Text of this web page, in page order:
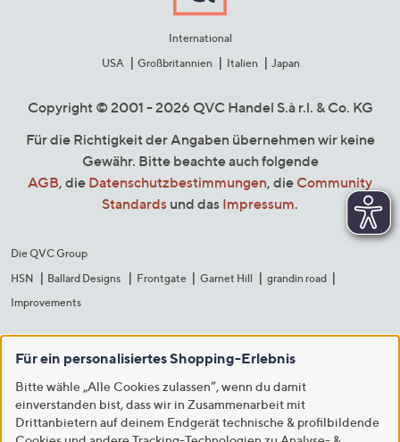
International
USA
Großbritannien Italien Japan
Copyright © 2001 - 2026 QVC Handel S.à r.l. & Co. KG
Für die Richtigkeit der Angaben übernehmen wir keine
Gewähr. Bitte beachte auch folgende
AGB, die Datenschutzbestimmungen, die Community
Standards und das Impressum.
Die QVC Group
HSN
Ballard Designs Frontgate Garnet Hill
grandin road
Improvements
Für ein personalisiertes Shopping-Erlebnis
Bitte wähle „Alle Cookies zulassen“, wenn du damit
einverstanden bist, dass wir in Zusammenarbeit mit
Drittanbietern auf deinem Endgerät technische & profilbildende